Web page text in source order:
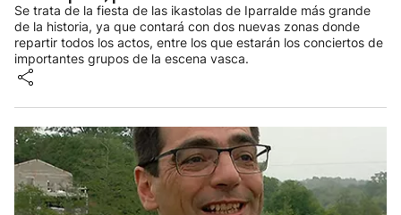
Se trata de la fiesta de las ikastolas de Iparralde más grande
de la historia, ya que contará con dos nuevas zonas donde
repartir todos los actos, entre los que estarán los conciertos de
importantes grupos de la escena vasca.